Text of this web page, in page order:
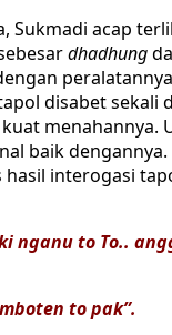
Sukmadi acap
dhadhung
disabet sekali
menahannya.
baik
interogasi
nganu to To..
to pak”.